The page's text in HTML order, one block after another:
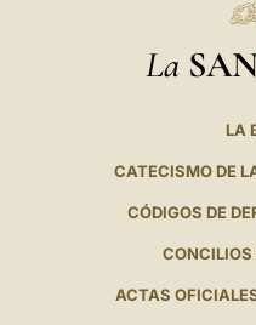
La
LA
CATECISMO DE
CÓDIGOS DE
ACTAS